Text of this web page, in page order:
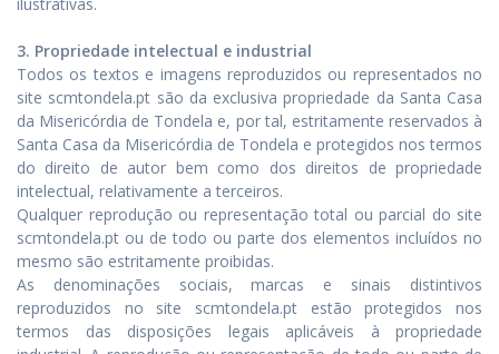
3. Propriedade intelectual e industrial
Todos os textos e imagens reproduzidos ou representados no
site scmtondela.pt são da exclusiva propriedade da Santa Casa
da Misericórdia de Tondela e, por tal, estritamente reservados à
Santa Casa da Misericórdia de Tondela e protegidos nos termos
do direito de autor bem como dos direitos de propriedade
intelectual, relativamente a terceiros.
Qualquer reprodução ou representação total ou parcial do site
scmtondela.pt ou de todo ou parte dos elementos incluídos no
mesmo são estritamente proibidas.
As denominações sociais, marcas e sinais distintivos
reproduzidos no site scmtondela.pt estão protegidos nos
termos das disposições legais aplicáveis à propriedade